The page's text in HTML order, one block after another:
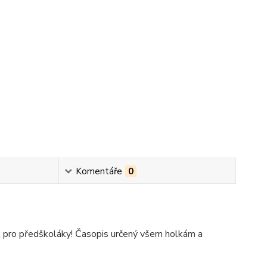
Komentáře 0
pro předškoláky! Časopis určený všem holkám a